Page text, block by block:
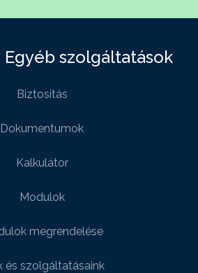
Egyéb szolgáltatások
Biztositás
Dokumentumok
Kalkulátor
Modulok
megrendelése
és szolgáltatásaink